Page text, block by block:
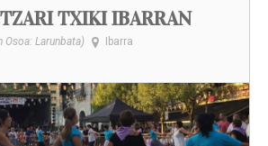
TXIKI IBARRAN
Osoa: Larunbata) Ibarra